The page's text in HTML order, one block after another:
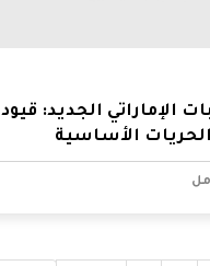
الإماراتي الجديد: قيود
الأساسية